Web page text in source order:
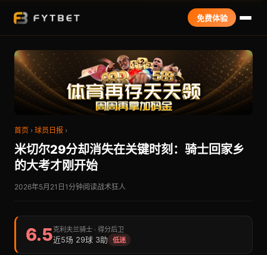
免费体验
首页 › 球员日报 ›
米切尔29分却消失在关键时刻：骑士回家乡
的大考才刚开始
2026年5月21日 1分钟阅读战术狂人
6.5克利夫兰骑士 · 得分后卫
近5场 29球 3助 低迷